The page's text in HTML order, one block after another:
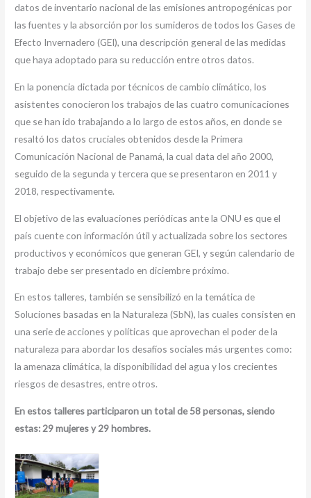
datos de inventario nacional de las emisiones antropogénicas por
las fuentes y la absorción por los sumideros de todos los Gases de
Efecto Invernadero (GEI), una descripción general de las medidas
que haya adoptado para su reducción entre otros datos.
En la ponencia dictada por técnicos de cambio climático, los
asistentes conocieron los trabajos de las cuatro comunicaciones
que se han ido trabajando a lo largo de estos años, en donde se
resaltó los datos cruciales obtenidos desde la Primera
Comunicación Nacional de Panamá, la cual data del año 2000,
seguido de la segunda y tercera que se presentaron en 2011 y
2018, respectivamente.
El objetivo de las evaluaciones periódicas ante la ONU es que el
país cuente con información útil y actualizada sobre los sectores
productivos y económicos que generan GEI, y según calendario de
trabajo debe ser presentado en diciembre próximo.
En estos talleres, también se sensibilizó en la temática de
Soluciones basadas en la Naturaleza (SbN), las cuales consisten en
una serie de acciones y políticas que aprovechan el poder de la
naturaleza para abordar los desafíos sociales más urgentes como:
la amenaza climática, la disponibilidad del agua y los crecientes
riesgos de desastres, entre otros.
En estos talleres participaron un total de 58 personas, siendo
estas: 29 mujeres y 29 hombres.